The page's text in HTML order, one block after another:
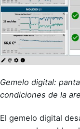
Gemelo digital:
condiciones de la
El gemelo digital